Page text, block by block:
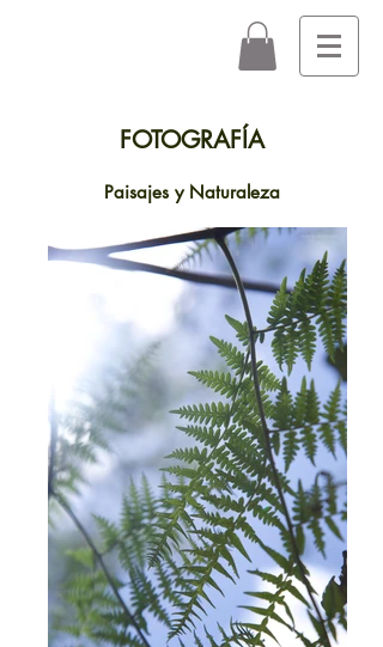
Paisajes y Naturaleza
FOTOGRAFÍA